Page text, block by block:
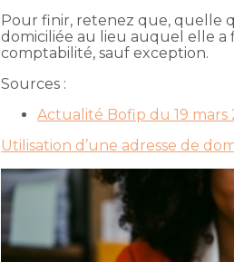
Pour finir, retenez que, quelle
domiciliée au lieu auquel elle a
comptabilité, sauf exception.
Sources :
Actualité Bofip du 19 mars
Utilisation d’une adresse de